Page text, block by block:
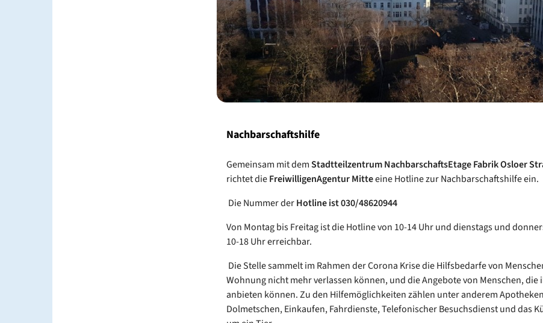
Nachbarschaftshilfe
Gemeinsam mit demStadtteilzentrum NachbarschaftsEtage Fabrik Osloer
richtet dieFreiwilligenAgentur Mitteeine Hotline zur Nachbarschaftshilfe ein.
Die Nummer derHotline ist 030/48620944
Von Montag bis Freitag ist die Hotline von 10-14 Uhr und dienstags und
10-18 Uhr erreichbar.
Die Stelle sammelt im Rahmen der Corona Krise die Hilfsbedarfe von
Wohnung nicht mehr verlassen können, und die Angebote von Menschen, die
anbieten können. Zu den Hilfemöglichkeiten zählen unter anderem
Dolmetschen, Einkaufen, Fahrdienste, Telefonischer Besuchsdienst und das